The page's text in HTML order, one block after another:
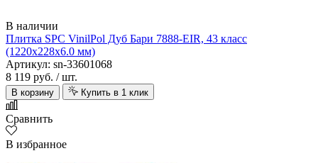
В наличии
Плитка SPC VinilPol Дуб Бари 7888-EIR, 43 класс
(1220х228х6.0 мм)
Артикул: sn-33601068
8 119 руб. / шт.
В корзину Купить в 1 клик
Сравнить
В избранное